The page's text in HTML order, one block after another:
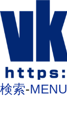
検索-MENU